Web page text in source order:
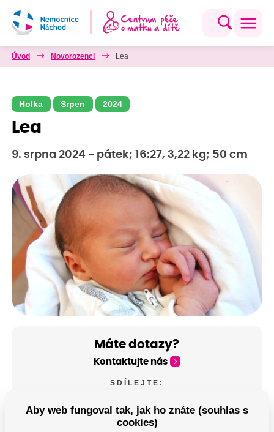
Úvod Novorozenci Lea
Holka Srpen 2024
Lea
9. srpna 2024 - pátek; 16:27, 3,22 kg; 50 cm
Máte dotazy?
Kontaktujte nás
SDÍLEJTE:
Aby web fungoval tak, jak ho znáte (souhlas s
cookies)